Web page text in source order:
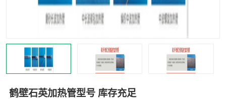
鹤壁石英加热管型号 库存充足
热环境试验设备
快速红外辐射聚焦炉 烤箱烘箱